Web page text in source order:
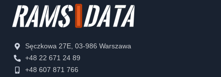
Sęczkowa 27E, 03-986 Warszawa
+48 22 671 24 89
+48 607 871 766